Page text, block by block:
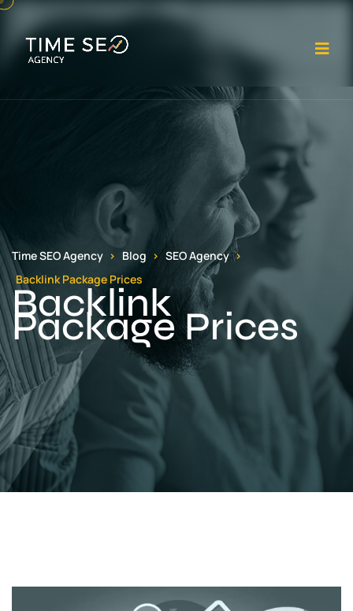
Time SEO Agency Blog
SEO Agency
Backlink Package Prices
Backlink
Package Prices